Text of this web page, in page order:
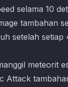
selama 10
tambahan
setelah setiap
meteorit
Attack